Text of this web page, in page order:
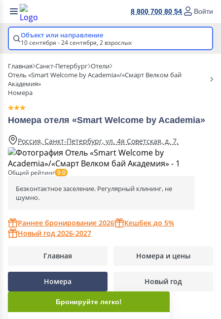
8 800 700 80 54 Войти
Объект или направление
10 сентября - 24 сентября, 2 взрослых
Главная Санкт-Петербург Отели
Отель «Smart Welcome by Academia»/«Смарт Велком бай
Академия»
Номера
Номера отеля «Smart Welcome by Academia»
Россия, Санкт-Петербург, ул. 4я Советская, д. 7.
Общий рейтинг 9.0
Безконтактное заселение. Регулярный клининг, не
шумно.
Раннее бронирование 2026
Кешбек до 5%
Новый год 2026-2027
Главная Номера и цены
Номера Новый год
Бронируйте легко!